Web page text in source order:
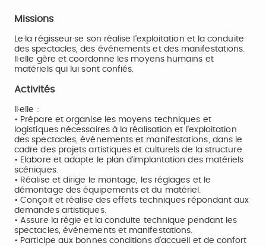
Missions
Le·la régisseur·se son réalise l’exploitation et la conduite
des spectacles, des événements et des manifestations.
Il·elle gère et coordonne les moyens humains et
matériels qui lui sont confiés.
Activités
Il·elle :
• Prépare et organise les moyens techniques et
logistiques nécessaires à la réalisation et l'exploitation
des spectacles, événements et manifestations, dans le
cadre des projets artistiques et culturels de la structure.
• Elabore et adapte le plan d'implantation des matériels
scéniques.
• Réalise et dirige le montage, les réglages et le
démontage des équipements et du matériel.
• Conçoit et réalise des effets techniques répondant aux
demandes artistiques.
• Assure la régie et la conduite technique pendant les
spectacles, événements et manifestations.
• Participe aux bonnes conditions d'accueil et de confort